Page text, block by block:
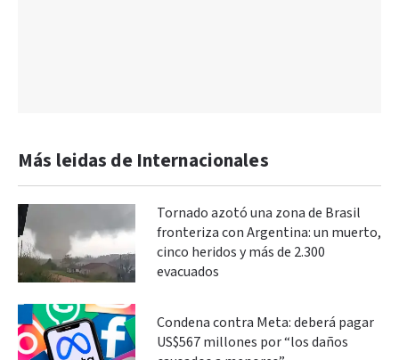
Más leidas de Internacionales
Tornado azotó una zona de Brasil
fronteriza con Argentina: un muerto,
cinco heridos y más de 2.300
evacuados
Condena contra Meta: deberá pagar
US$567 millones por “los daños